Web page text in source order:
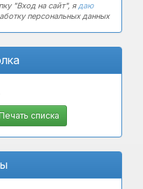
"Вход на сайт", ядаю
персональных данных
Печать списка